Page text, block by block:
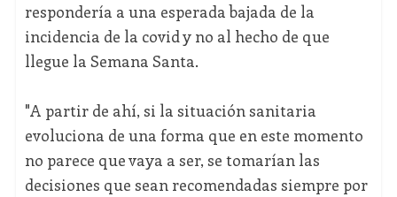
respondería a una esperada bajada de la
incidencia de la covid y no al hecho de que
llegue la Semana Santa.
"A partir de ahí, si la situación sanitaria
evoluciona de una forma que en este momento
no parece que vaya a ser, se tomarían las
decisiones que sean recomendadas siempre por